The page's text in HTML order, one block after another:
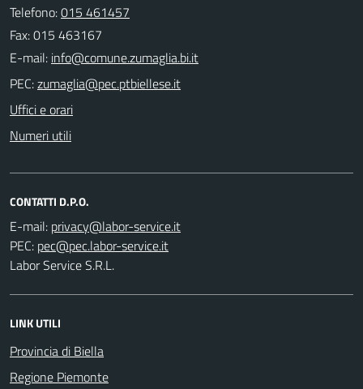
Telefono:015 461457
Fax: 015 463167
E-mail:
PEC:
Uffici e orari
Numeri utili
CONTATTI D.P.O.
E-mail:
PEC:
Labor Service S.R.L.
LINK UTILI
Provincia di Biella
Regione Piemonte